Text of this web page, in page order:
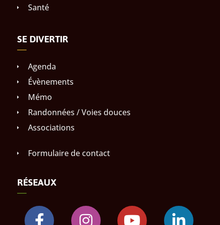
Santé
SE DIVERTIR
Agenda
Évènements
Mémo
Randonnées / Voies douces
Associations
Formulaire de contact
RÉSEAUX